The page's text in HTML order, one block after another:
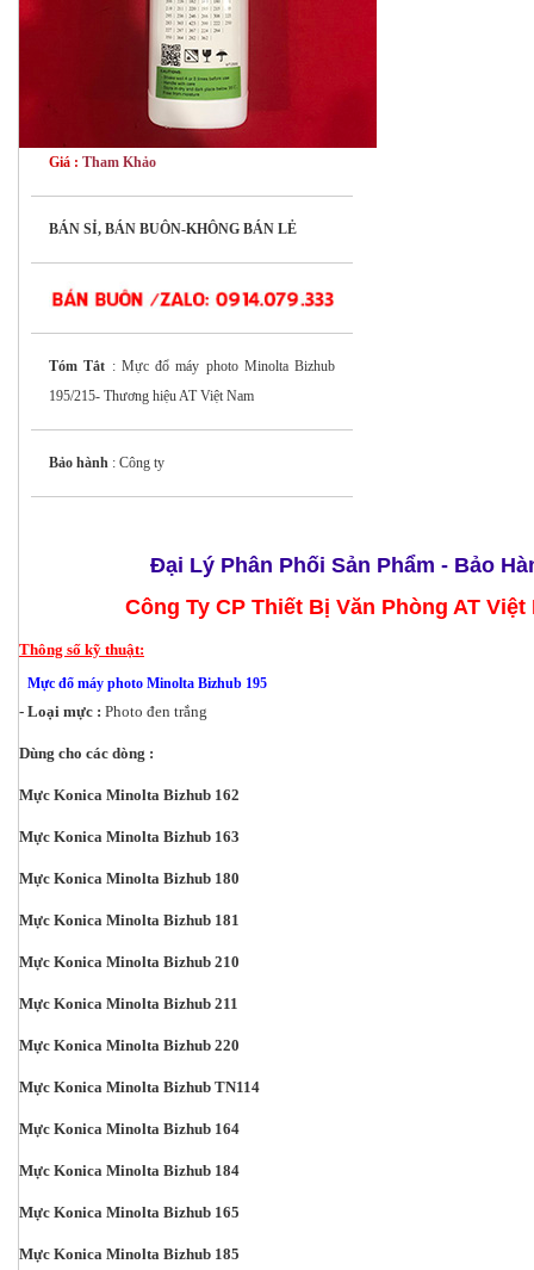
Giá : Tham Khảo
BÁN SỈ, BÁN BUÔN-KHÔNG BÁN LẺ
Tóm Tắt : Mực đổ máy photo Minolta Bizhub
195/215- Thương hiệu AT Việt Nam
Bảo hành : Công ty
Đại Lý Phân Phối Sản Phẩm - Bảo
Công Ty CP Thiết Bị Văn Phòng AT Việt
Thông số kỹ thuật:
Mực đổ máy photo Minolta Bizhub 195
- Loại mực : Photo đen trắng
Dùng cho các dòng :
Mực Konica Minolta Bizhub 162
Mực Konica Minolta Bizhub 163
Mực Konica Minolta Bizhub 180
Mực Konica Minolta Bizhub 181
Mực Konica Minolta Bizhub 210
Mực Konica Minolta Bizhub 211
Mực Konica Minolta Bizhub 220
Mực Konica Minolta Bizhub TN114
Mực Konica Minolta Bizhub 164
Mực Konica Minolta Bizhub 184
Mực Konica Minolta Bizhub 165
Mực Konica Minolta Bizhub 185